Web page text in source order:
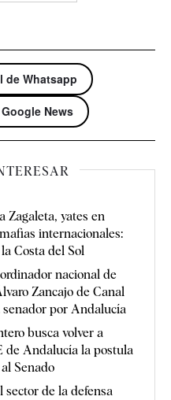
de Whatsapp
News
Zagaleta, yates en
internacionales:
Costa del Sol
nacional de
Zancajo de Canal
por Andalucía
busca volver a
de Andalucía la postula
Senado
sector de la defensa